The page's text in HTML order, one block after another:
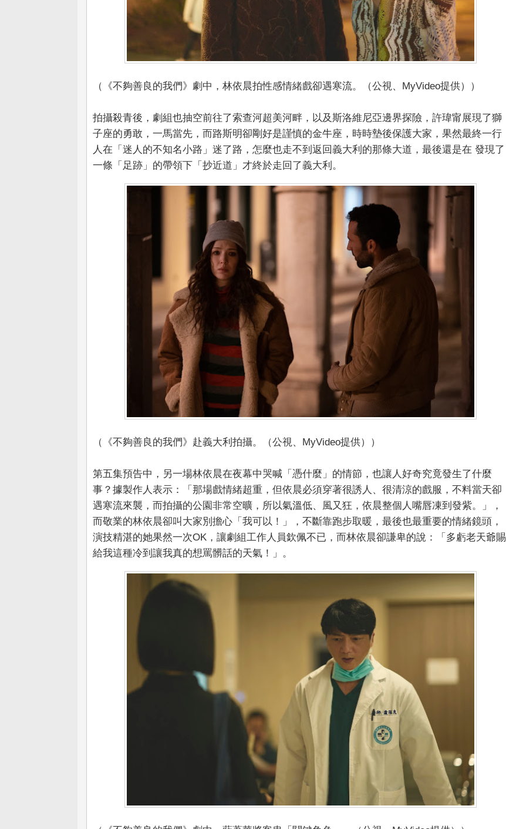
（《不夠善良的我們》劇中，林依晨拍性感情緒戲卻遇寒流。（公視、MyVideo提供））
拍攝殺青後，劇組也抽空前往了索查河超美河畔，以及斯洛維尼亞邊界探險，許瑋甯展現了獅
子座的勇敢，一馬當先，而路斯明卻剛好是謹慎的金牛座，時時墊後保護大家，果然最終一行
人在「迷人的不知名小路」迷了路，怎麼也走不到返回義大利的那條大道，最後還是在 發現了
一條「足跡」的帶領下「抄近道」才終於走回了義大利。
（《不夠善良的我們》赴義大利拍攝。（公視、MyVideo提供））
第五集預告中，另一場林依晨在夜幕中哭喊「憑什麼」的情節，也讓人好奇究竟發生了什麼
事？據製作人表示：「那場戲情緒超重，但依晨必須穿著很誘人、很清涼的戲服，不料當天卻
遇寒流來襲，而拍攝的公園非常空曠，所以氣溫低、風又狂，依晨整個人嘴唇凍到發紫。」，
而敬業的林依晨卻叫大家別擔心「我可以！」，不斷靠跑步取暖，最後也最重要的情緒鏡頭，
演技精湛的她果然一次OK，讓劇組工作人員欽佩不已，而林依晨卻謙卑的說：「多虧老天爺賜
給我這種冷到讓我真的想罵髒話的天氣！」。